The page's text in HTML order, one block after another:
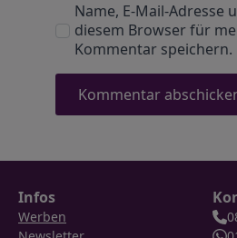
Name, E-Mail-Adresse
diesem Browser für
Kommentar speichern.
Infos
Werben